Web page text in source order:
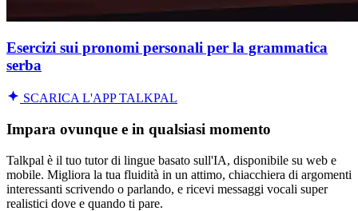
Esercizi sui pronomi personali per la grammatica
serba
SCARICA L'APP TALKPAL
Impara ovunque e in qualsiasi momento
Talkpal è il tuo tutor di lingue basato sull'IA, disponibile su web e
mobile. Migliora la tua fluidità in un attimo, chiacchiera di argomenti
interessanti scrivendo o parlando, e ricevi messaggi vocali super
realistici dove e quando ti pare.